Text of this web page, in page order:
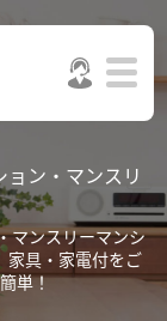
ン・マンスリ
マンスリーマンシ
家具・家電付をご
単！